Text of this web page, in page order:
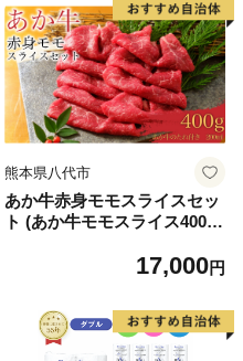
海鮮 魚介 食品 食べ物 おかず
お弁当 水産加工品 冷凍 グル
メ お取り寄せ 和歌山県 湯浅
町 送料無料_G7317
熊本県八代市
あか牛赤身モモスライスセッ
ト (あか牛モモスライス400
17,000円